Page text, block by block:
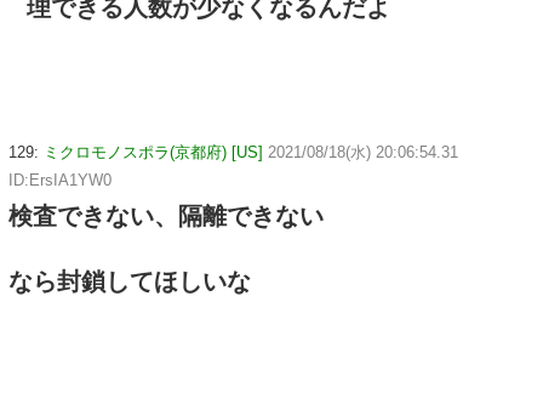
理できる人数が少なくなるんだよ
129: ミクロモノスポラ(京都府) [US] 2021/08/18(水) 20:06:54.31
ID:ErsIA1YW0
検査できない、隔離できない
なら封鎖してほしいな